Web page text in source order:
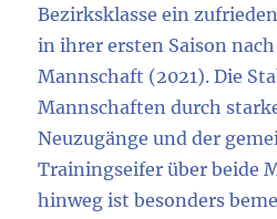
Bezirksklasse ein
in ihrer ersten Saison
Mannschaft (2021). Die
Mannschaften durch
Neuzugänge und der
Trainingseifer über beide
hinweg ist besonders